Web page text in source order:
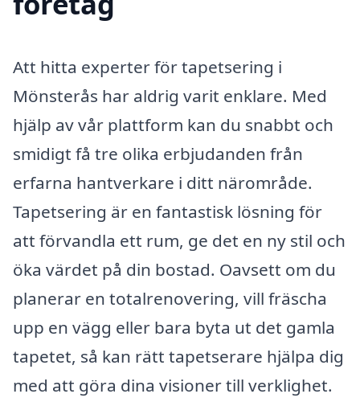
Att hitta experter för tapetsering i
Mönsterås har aldrig varit enklare. Med
hjälp av vår plattform kan du snabbt och
smidigt få tre olika erbjudanden från
erfarna hantverkare i ditt närområde.
Tapetsering är en fantastisk lösning för
att förvandla ett rum, ge det en ny stil och
öka värdet på din bostad. Oavsett om du
planerar en totalrenovering, vill fräscha
upp en vägg eller bara byta ut det gamla
tapetet, så kan rätt tapetserare hjälpa dig
med att göra dina visioner till verklighet.